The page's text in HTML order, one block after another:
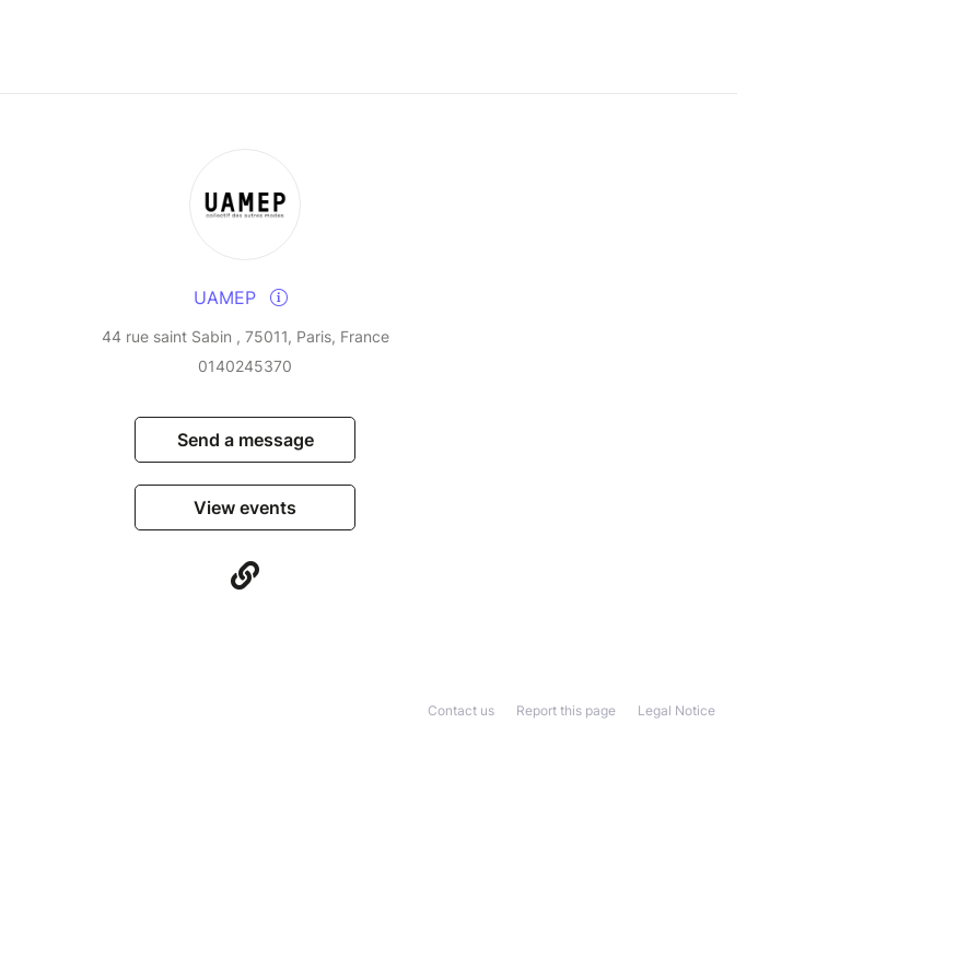
m’en libérer ?
soin, du vivant, de la réparation et des liens
UAMEP
44 rue saint Sabin , 75011, Paris, France
0140245370
Send a message
View events
Legal Notice
Report this page
Contact us